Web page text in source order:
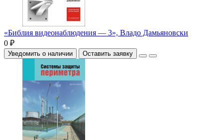
«Библия видеонаблюдения — 3», Владо Дамьяновски
0 ₽
Уведомить о наличии Оставить заявку